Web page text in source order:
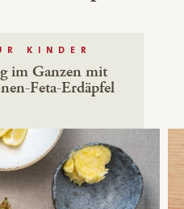
KINDER
im Ganzen mit
Feta-Erdäpfel